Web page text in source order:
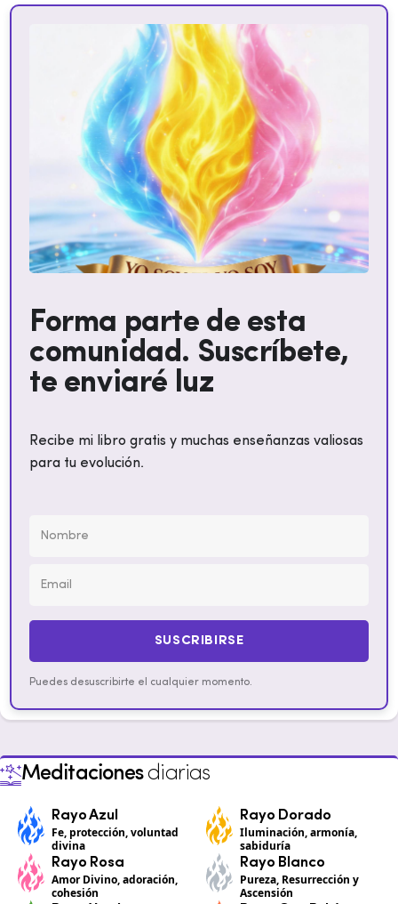
Forma parte de esta
comunidad. Suscríbete,
te enviaré luz
Recibe mi libro gratis y muchas enseñanzas valiosas
para tu evolución.
SUSCRIBIRSE
Puedes desuscribirte el cualquier momento.
Meditacionesdiarias
Rayo Azul
Fe, protección, voluntad
divina
Rayo Dorado
Iluminación, armonía,
sabiduría
Rayo Rosa
Amor Divino, adoración,
cohesión
Rayo Blanco
Pureza, Resurrección y
Ascensión